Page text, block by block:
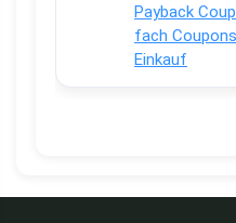
Payback
fach
Einkauf